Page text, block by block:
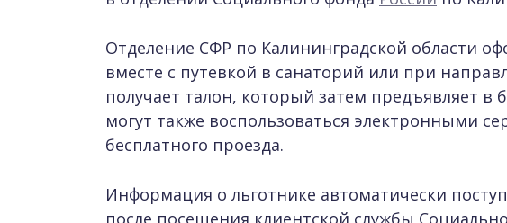
Отделение СФР по Калининградской области
вместе с путевкой в санаторий или при
получает талон, который затем предъявляет в
могут также воспользоваться электронными
бесплатного проезда.
Информация о льготнике автоматически
после посещения клиентской службы